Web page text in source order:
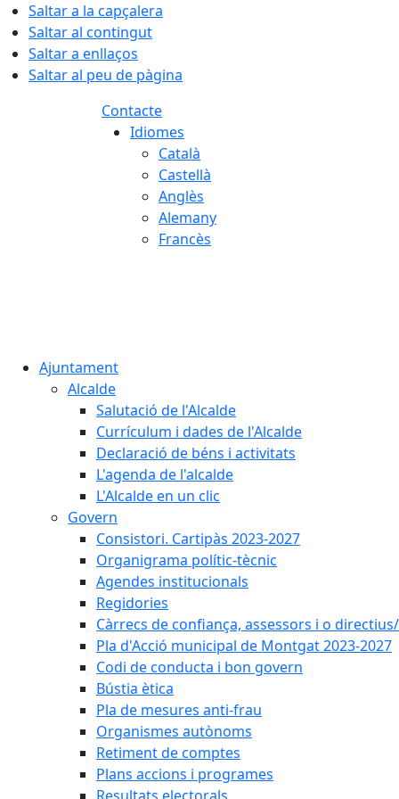
Saltar a la capçalera
Saltar al contingut
Saltar a enllaços
Saltar al peu de pàgina
Contacte
Idiomes
Català
Castellà
Anglès
Alemany
Francès
Ajuntament
Alcalde
Salutació de l'Alcalde
Currículum i dades de l'Alcalde
Declaració de béns i activitats
L'agenda de l'alcalde
L'Alcalde en un clic
Govern
Consistori. Cartipàs 2023-2027
Organigrama polític-tècnic
Agendes institucionals
Regidories
Càrrecs de confiança, assessors i o
Pla d'Acció municipal de Montgat 2023-2027
Codi de conducta i bon govern
Bústia ètica
Pla de mesures anti-frau
Organismes autònoms
Retiment de comptes
Plans accions i programes